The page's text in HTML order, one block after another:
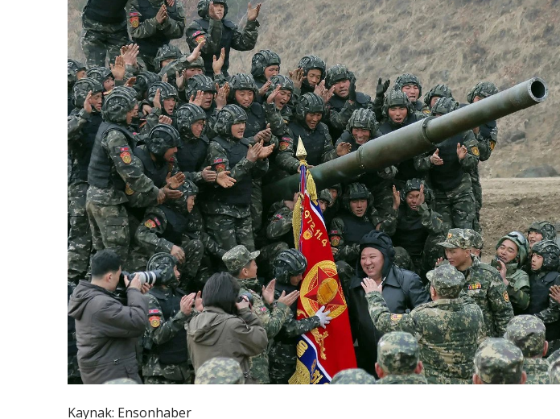
Kaynak: Ensonhaber